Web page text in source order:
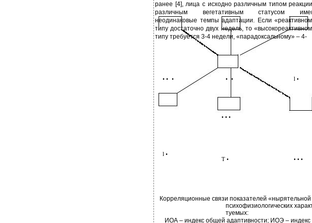
ранее [4], лица с исходно различным типом
различным вегетативным статусом
неодинаковые темпы адаптации. Если
типу достаточно двух недель, то
типу требуется 3-4 недели, «парадоксальному» – 4-
• • • • • l •
• • •
l •
T •
• • •
Корреляционные связи показателей
психофизиологических
туемых:
ИОА – индекс общей адаптивности; ИОЭ –